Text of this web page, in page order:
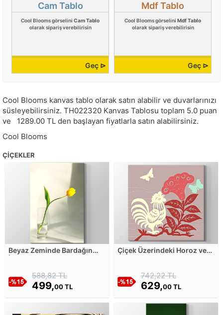
Cam Tablo
Cool Blooms görselini Cam Tablo
olarak sipariş verebilirisin
Geç ⊳
Mdf Tablo
Cool Blooms görselini Mdf Tablo
olarak sipariş verebilirisin
Geç ⊳
Cool Blooms kanvas tablo olarak satın alabilir ve duvarlarınızı
süsleyebilirsiniz. TH022320 Kanvas Tablosu toplam 5.0 puan
ve
1289.00 TL den başlayan fiyatlarla satın alabilirsiniz.
Cool Blooms
ÇIÇEKLER
Beyaz Zeminde Bardağın
588,82 TL
499,00 TL
Çiçek Üzerindeki Horoz ve
742,22 TL
629,00 TL